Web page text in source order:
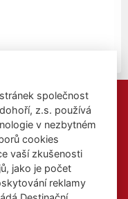
společnost
z.s. používá
v nezbytném
cookies
vaší zkušenosti
jako je počet
reklamy